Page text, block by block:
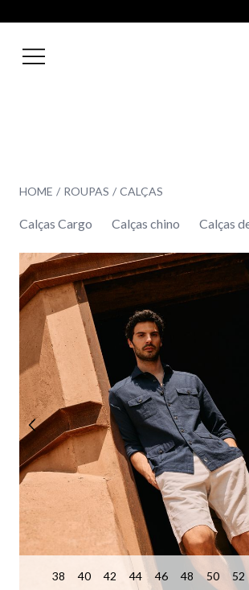
HOME ROUPAS CALÇAS
Calças Cargo Calças chino Calças
38 40 42 44 46 48 50 52